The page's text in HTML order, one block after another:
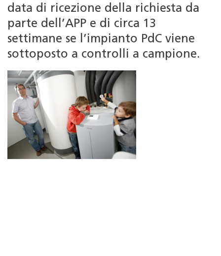
data di ricezione della richiesta da
parte dell’APP e di circa 13
settimane se l’impianto PdC viene
sottoposto a controlli a campione.